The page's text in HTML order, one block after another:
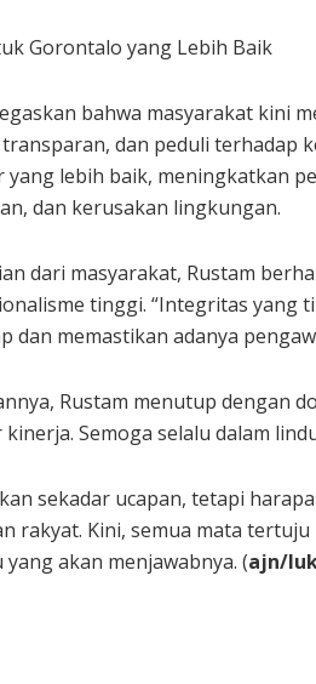
Gorontalo yang Lebih Baik
bahwa masyarakat kini
dan peduli terhadap
lebih baik, meningkatkan
dan kerusakan lingkungan.
dari masyarakat, Rustam
tinggi. “Integritas yang
dan memastikan adanya
Rustam menutup dengan
Semoga selalu dalam
sekadar ucapan, tetapi
rakyat. Kini, semua mata
yang akan menjawabnya. (ajn/